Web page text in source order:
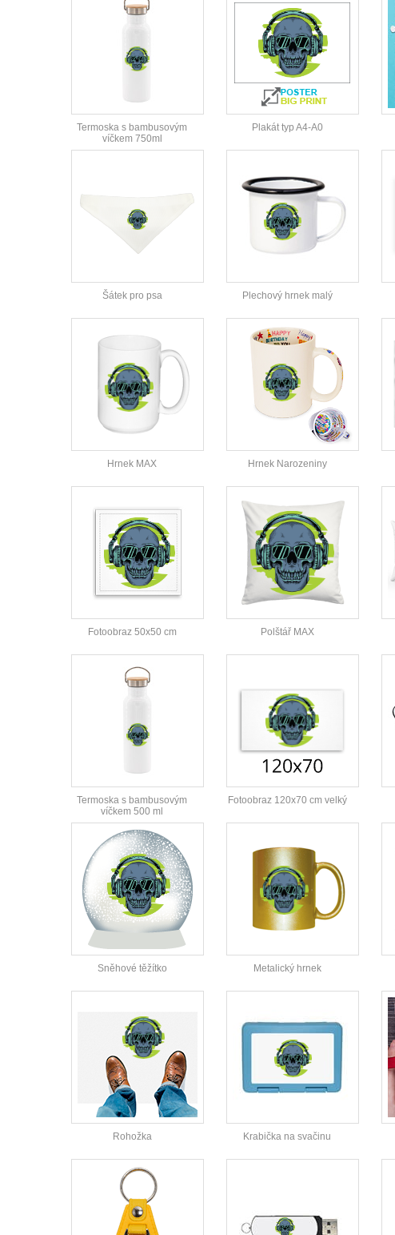
Termoska s bambusovým
víčkem 750ml
Plakát typ A4-A0
Šátek pro psa Plechový hrnek malý
Hrnek MAX Hrnek Narozeniny
Fotoobraz 50x50 cm Polštář MAX
Termoska s bambusovým
víčkem 500 ml
Fotoobraz 120x70 cm velký
Sněhové těžítko Metalický hrnek
Rohožka Krabička na svačinu